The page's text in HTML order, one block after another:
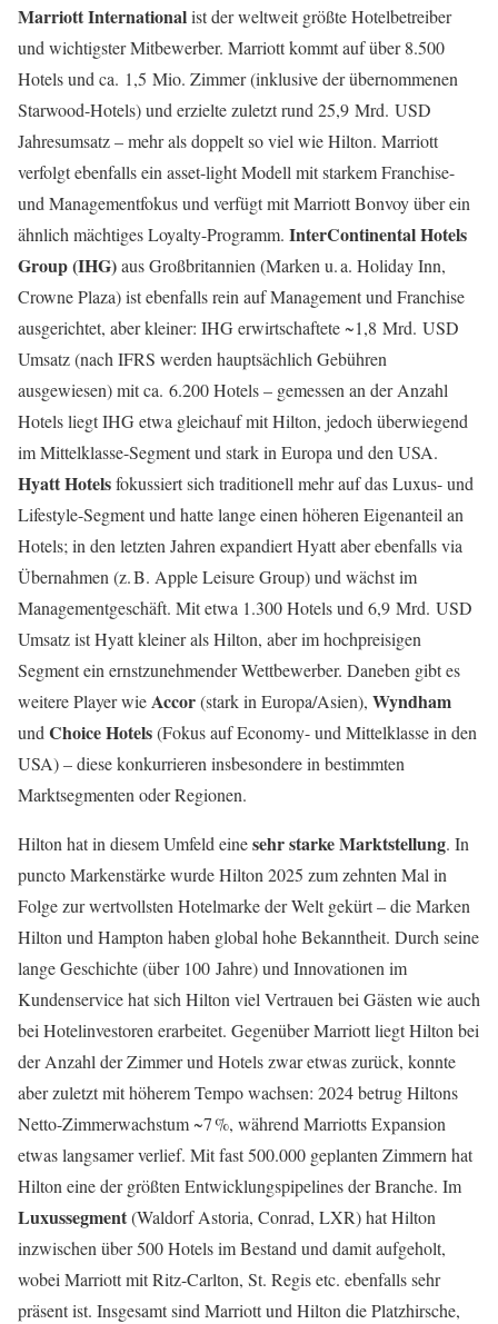
Marriott Internationalist der weltweit größte Hotelbetreiber
und wichtigster Mitbewerber. Marriott kommt auf über 8.500
Hotels und ca. 1,5 Mio. Zimmer (inklusive der übernommenen
Starwood-Hotels) und erzielte zuletzt rund 25,9 Mrd. USD
Jahresumsatz – mehr als doppelt so viel wie Hilton. Marriott
verfolgt ebenfalls ein asset-light Modell mit starkem Franchise-
und Managementfokus und verfügt mit Marriott Bonvoy über ein
ähnlich mächtiges Loyalty-Programm. InterContinental Hotels
Group (IHG)aus Großbritannien (Marken u. a. Holiday Inn,
Crowne Plaza) ist ebenfalls rein auf Management und Franchise
ausgerichtet, aber kleiner: IHG erwirtschaftete ~1,8 Mrd. USD
Umsatz (nach IFRS werden hauptsächlich Gebühren
ausgewiesen) mit ca. 6.200 Hotels – gemessen an der Anzahl
Hotels liegt IHG etwa gleichauf mit Hilton, jedoch überwiegend
im Mittelklasse-Segment und stark in Europa und den USA.
Hyatt Hotelsfokussiert sich traditionell mehr auf das Luxus- und
Lifestyle-Segment und hatte lange einen höheren Eigenanteil an
Hotels; in den letzten Jahren expandiert Hyatt aber ebenfalls via
Übernahmen (z. B. Apple Leisure Group) und wächst im
Managementgeschäft. Mit etwa 1.300 Hotels und 6,9 Mrd. USD
Umsatz ist Hyatt kleiner als Hilton, aber im hochpreisigen
Segment ein ernstzunehmender Wettbewerber. Daneben gibt es
weitere Player wieAccor(stark in Europa/Asien), Wyndham
undChoice Hotels(Fokus auf Economy- und Mittelklasse in den
USA) – diese konkurrieren insbesondere in bestimmten
Marktsegmenten oder Regionen.
Hilton hat in diesem Umfeld einesehr starke Marktstellung. In
puncto Markenstärke wurde Hilton 2025 zum zehnten Mal in
Folge zur wertvollsten Hotelmarke der Welt gekürt – die Marken
Hilton und Hampton haben global hohe Bekanntheit. Durch seine
lange Geschichte (über 100 Jahre) und Innovationen im
Kundenservice hat sich Hilton viel Vertrauen bei Gästen wie auch
bei Hotelinvestoren erarbeitet. Gegenüber Marriott liegt Hilton bei
der Anzahl der Zimmer und Hotels zwar etwas zurück, konnte
aber zuletzt mit höherem Tempo wachsen: 2024 betrug Hiltons
Netto-Zimmerwachstum ~7 %, während Marriotts Expansion
etwas langsamer verlief. Mit fast 500.000 geplanten Zimmern hat
Hilton eine der größten Entwicklungspipelines der Branche. Im
Luxussegment(Waldorf Astoria, Conrad, LXR) hat Hilton
inzwischen über 500 Hotels im Bestand und damit aufgeholt,
wobei Marriott mit Ritz-Carlton, St. Regis etc. ebenfalls sehr
präsent ist. Insgesamt sind Marriott und Hilton die Platzhirsche,